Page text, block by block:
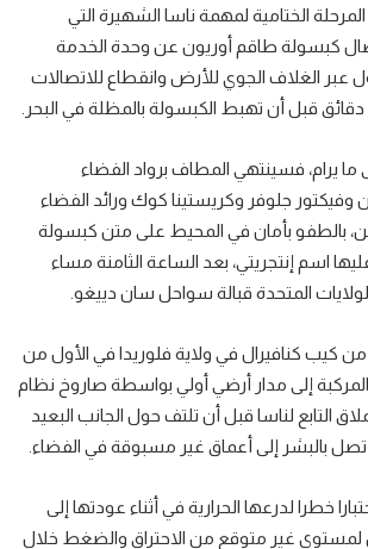
الختامية لمهمة ناسا الشهيرة التي
بانفصال كبسولة طاقم أوريون عن وحدة الخدمة
عبر الغلاف الجوي للأرض وانقطاع للاتصالات
قبل أن تهبط الكبسولة بالمظلة في البحر.
ما يرام، ‌فسينتهي المطاف برواد الفضاء
وفيكتور جلوفر وكريستينا كوك ورائد الفضاء
بالطفو بأمان في المحيط على متن كبسولة
اسم إنتجريتي، بعد الساعة الثامنة مساء
المتحدة قبالة سواحل سان دييغو.
كيب كنافيرال في ولاية فلوريدا في الأول من
إلى مدار أرضي أولي بواسطة صاروخ نظام
التابع لناسا ⁠قبل أن تلتف حول الجانب البعيد
بالبشر إلى أعماق غير مسبوقة في الفضاء.
خطرا لدرعها الحرارية في أثناء عودتها إلى
غير متوقع من الاحتراق ⁠والضغط ‌خلال